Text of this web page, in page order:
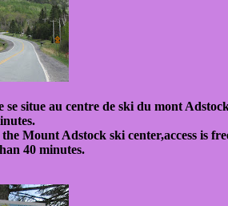
situe au centre de ski du mont
Mount Adstock ski center,access is
40 minutes.